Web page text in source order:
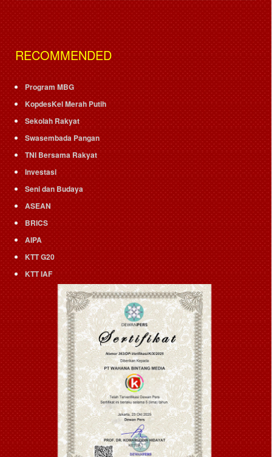
RECOMMENDED
Program MBG
KopdesKel Merah Putih
Sekolah Rakyat
Swasembada Pangan
TNI Bersama Rakyat
Investasi
Seni dan Budaya
ASEAN
BRICS
AIPA
KTT G20
KTT IAF